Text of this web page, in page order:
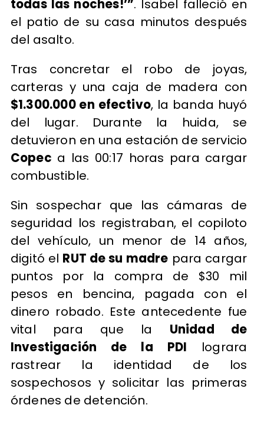
todas las noches!’”. Isabel falleció en
el patio de su casa minutos después
del asalto.
Tras concretar el robo de joyas,
carteras y una caja de madera con
$1.300.000 en efectivo, la banda huyó
del lugar. Durante la huida, se
detuvieron en una estación de servicio
Copec a las 00:17 horas para cargar
combustible.
Sin sospechar que las cámaras de
seguridad los registraban, el copiloto
del vehículo, un menor de 14 años,
digitó el RUT de su madre para cargar
puntos por la compra de $30 mil
pesos en bencina, pagada con el
dinero robado. Este antecedente fue
vital para que la Unidad de
Investigación de la PDI lograra
rastrear la identidad de los
sospechosos y solicitar las primeras
órdenes de detención.